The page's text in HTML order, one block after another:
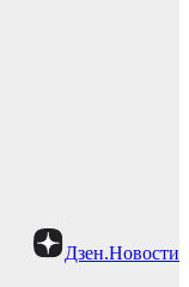
Дзен.Новости